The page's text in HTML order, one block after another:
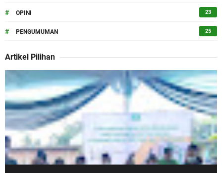
# OPINI 23
# PENGUMUMAN 25
Artikel Pilihan